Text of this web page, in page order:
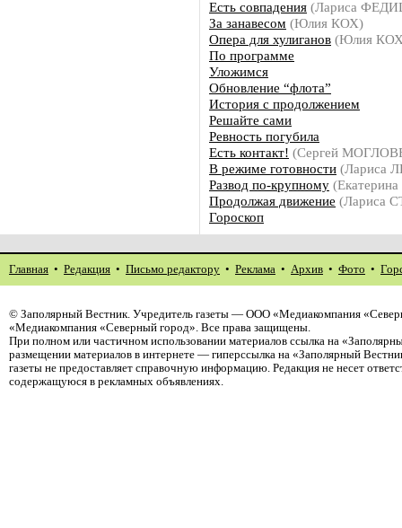
Есть совпадения (Лариса
За занавесом (Юлия КОХ)
Опера для хулиганов (Юлия
По программе
Уложимся
Обновление “флота”
История с продолжением
Решайте сами
Ревность погубила
Есть контакт! (Сергей
В режиме готовности (Лариса
Развод по-крупному
Продолжая движение (Лариса
Гороскоп
Главная • Редакция • Письмо редактору • Реклама • Архив • Фото •
© Заполярный Вестник. Учредитель газеты — ООО «Медиакомпания
«Медиакомпания «Северный город». Все права защищены.
При полном или частичном использовании материалов ссылка на
размещении материалов в интернете — гиперссылка на «Заполярный
газеты не предоставляет справочную информацию. Редакция не несет
содержащуюся в рекламных объявлениях.